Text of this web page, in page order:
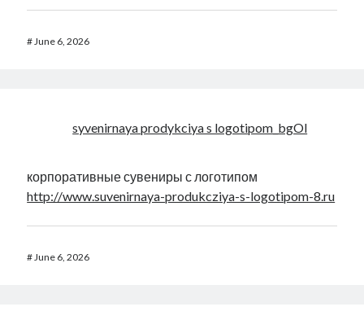
#June 6, 2026
syvenirnaya prodykciya s logotipom_bgOl
корпоративные сувениры с логотипом
http://www.suvenirnaya-produkcziya-s-logotipom-8.ru
#June 6, 2026